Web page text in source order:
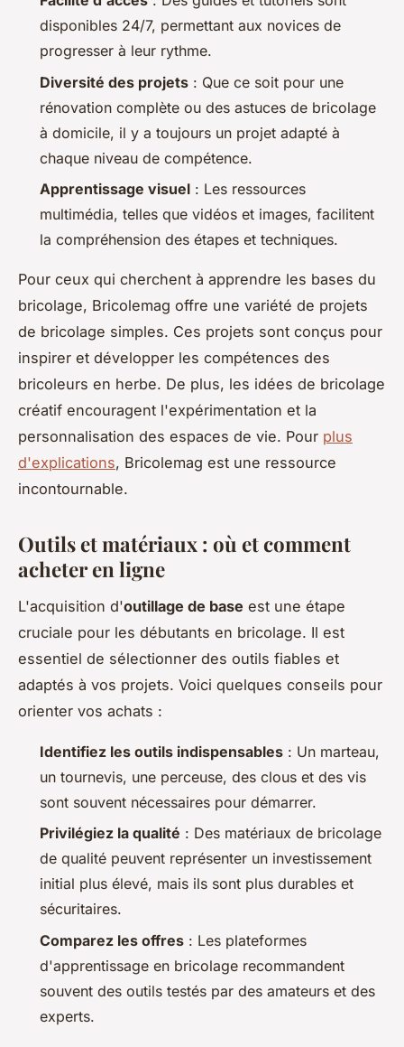
disponibles 24/7, permettant aux novices de
progresser à leur rythme.
Diversité des projets : Que ce soit pour une
rénovation complète ou des astuces de bricolage
à domicile, il y a toujours un projet adapté à
chaque niveau de compétence.
Apprentissage visuel : Les ressources
multimédia, telles que vidéos et images, facilitent
la compréhension des étapes et techniques.
Pour ceux qui cherchent à apprendre les bases du
bricolage, Bricolemag offre une variété de projets
de bricolage simples. Ces projets sont conçus pour
inspirer et développer les compétences des
bricoleurs en herbe. De plus, les idées de bricolage
créatif encouragent l'expérimentation et la
personnalisation des espaces de vie. Pour plus
d'explications, Bricolemag est une ressource
incontournable.
Outils et matériaux : où et comment
acheter en ligne
L'acquisition d'outillage de base est une étape
cruciale pour les débutants en bricolage. Il est
essentiel de sélectionner des outils fiables et
adaptés à vos projets. Voici quelques conseils pour
orienter vos achats :
Identifiez les outils indispensables : Un marteau,
un tournevis, une perceuse, des clous et des vis
sont souvent nécessaires pour démarrer.
Privilégiez la qualité : Des matériaux de bricolage
de qualité peuvent représenter un investissement
initial plus élevé, mais ils sont plus durables et
sécuritaires.
Comparez les offres : Les plateformes
d'apprentissage en bricolage recommandent
souvent des outils testés par des amateurs et des
experts.